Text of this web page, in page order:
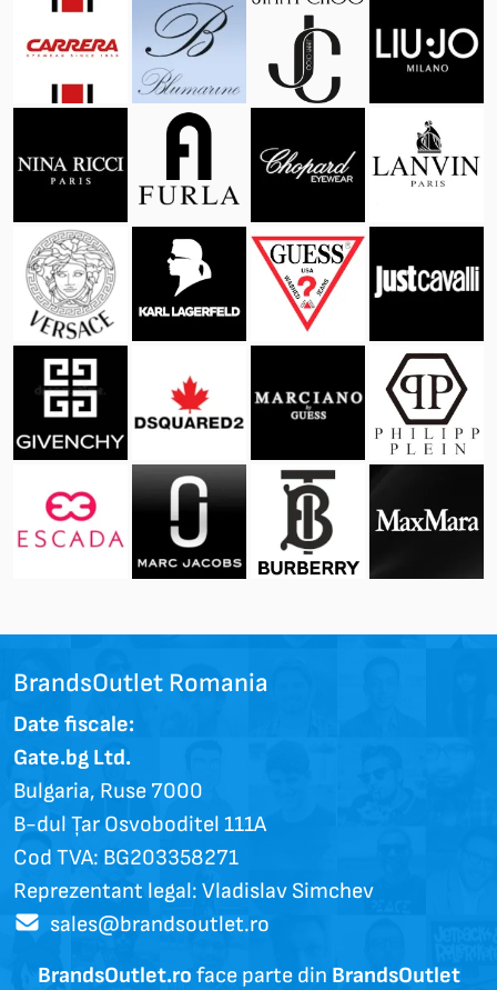
BrandsOutlet Romania
Date fiscale:
Gate.bg Ltd.
Bulgaria, Ruse 7000
B-dul Țar Osvoboditel 111A
Cod TVA: BG203358271
Reprezentant legal: Vladislav Simchev
sales@brandsoutlet.ro
BrandsOutlet.ro face parte din BrandsOutlet